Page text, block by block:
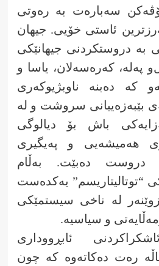
سەبارەت بە رەوتی
ئاستی خۆیی. جیهان
بە دروستکردنی جیهانێکی
پەلە، کەرەسەلان، یاسا و
کە دەبنە ناوبژیوکەری
بێبەزەییانی سروشت و لە
باش بۆ دیالوگی
هەمیشەیی و پەیگیری
دروست دەبێت. بەڵام
“توتالیتاریسم” یەکدەست
لە ناخی سیستمێکی
و سیاسیە.
ئابڕووداری
رەت دەکاتەوە کە چون